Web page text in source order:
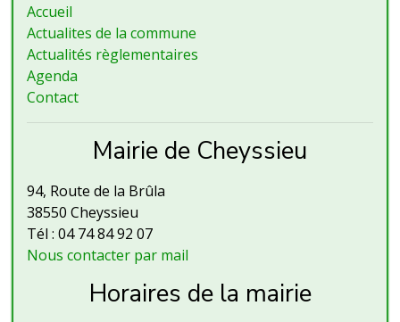
Accueil
Actualites de la commune
Actualités règlementaires
Agenda
Contact
Mairie de Cheyssieu
94, Route de la Brûla
38550 Cheyssieu
Tél : 04 74 84 92 07
Nous contacter par mail
Horaires de la mairie